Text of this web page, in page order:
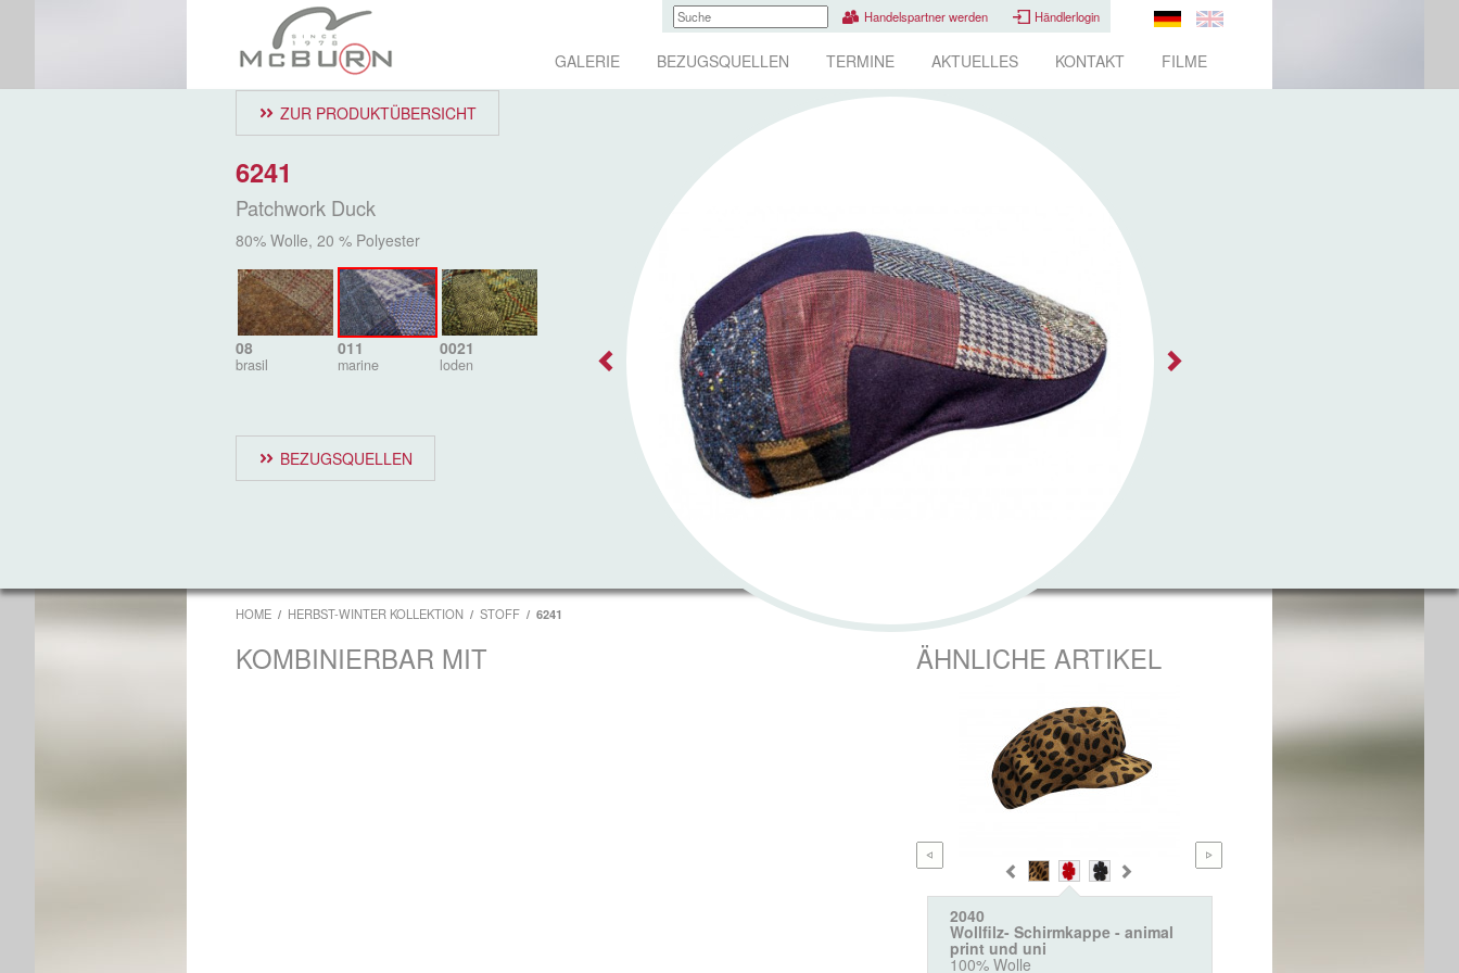
Handelspartner werden Händlerlogin
GALERIE BEZUGSQUELLEN TERMINE AKTUELLES KONTAKT FILME
ZUR PRODUKTÜBERSICHT
6241
Patchwork Duck
80% Wolle, 20 % Polyester
08
brasil
011
marine
0021
loden
BEZUGSQUELLEN
HOME HERBST-WINTER KOLLEKTION STOFF 6241
KOMBINIERBAR MIT ÄHNLICHE ARTIKEL
2040
Wollfilz- Schirmkappe - animal
print und uni
100% Wolle